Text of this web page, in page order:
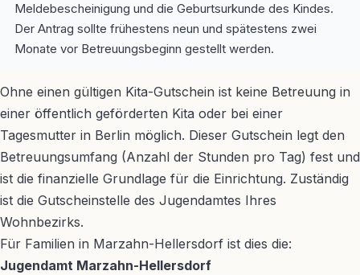
Meldebescheinigung und die Geburtsurkunde des Kindes.
Der Antrag sollte frühestens neun und spätestens zwei
Monate vor Betreuungsbeginn gestellt werden.
Ohne einen gültigen Kita-Gutschein ist keine Betreuung in
einer öffentlich geförderten Kita oder bei einer
Tagesmutter in Berlin möglich. Dieser Gutschein legt den
Betreuungsumfang (Anzahl der Stunden pro Tag) fest und
ist die finanzielle Grundlage für die Einrichtung. Zuständig
ist die Gutscheinstelle des Jugendamtes Ihres
Wohnbezirks.
Für Familien in Marzahn-Hellersdorf ist dies die:
Jugendamt Marzahn-Hellersdorf